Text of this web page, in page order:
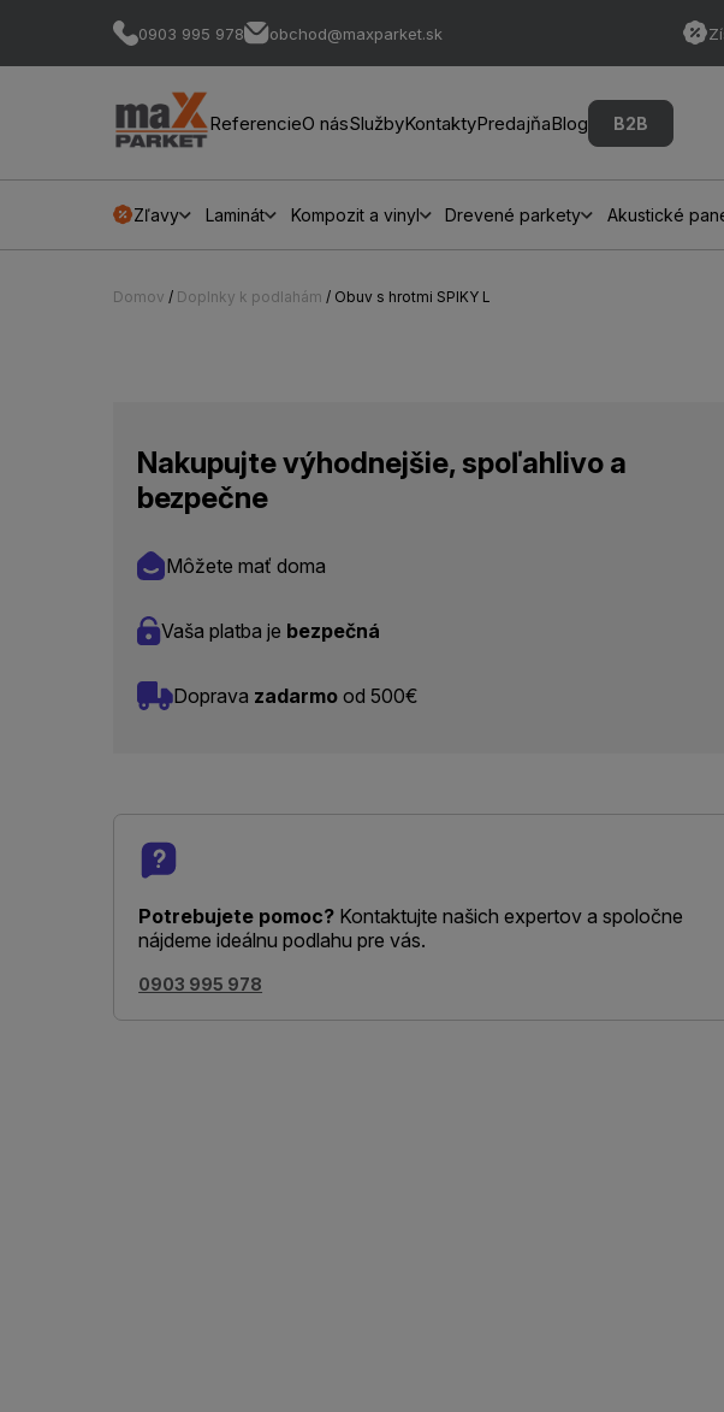
0903 995 978 obchod@maxparket.sk
ReferencieO násSlužbyKontaktyPredajňaBlog B2B
Zľavy Laminát Kompozit a vinyl Drevené parkety Akustické
Domov / Doplnky k podlahám / Obuv s hrotmi SPIKY L
Nakupujte výhodnejšie, spoľahlivo a
bezpečne
Môžete mať doma
Vaša platba je bezpečná
Doprava zadarmo od 500€
Potrebujete pomoc? Kontaktujte našich expertov a spoločne
nájdeme ideálnu podlahu pre vás.
0903 995 978